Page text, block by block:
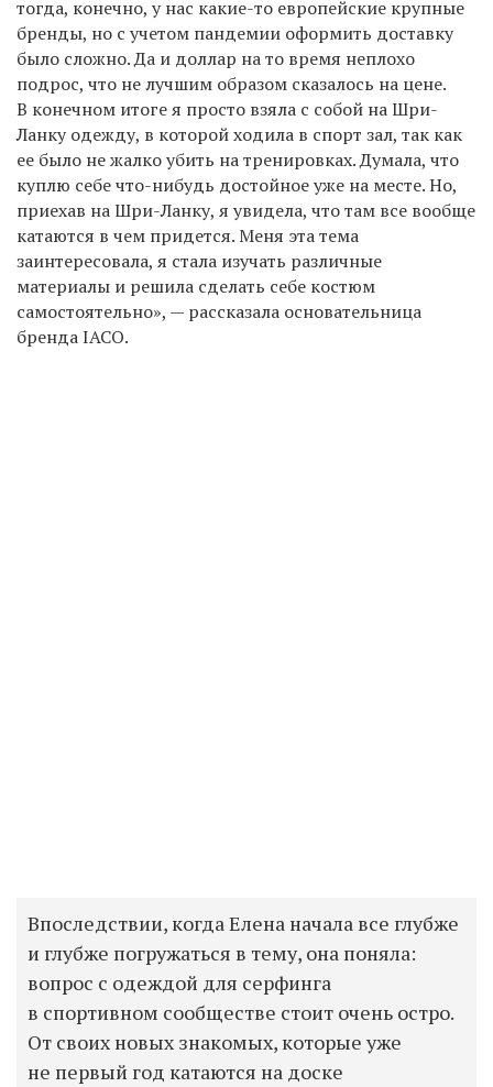
тогда, конечно, у нас какие-то европейские крупные
бренды, но с учетом пандемии оформить доставку
было сложно. Да и доллар на то время неплохо
подрос, что не лучшим образом сказалось на цене.
В конечном итоге я просто взяла с собой на Шри-
Ланку одежду, в которой ходила в спорт зал, так как
ее было не жалко убить на тренировках. Думала, что
куплю себе что-нибудь достойное уже на месте. Но,
приехав на Шри-Ланку, я увидела, что там все вообще
катаются в чем придется. Меня эта тема
заинтересовала, я стала изучать различные
материалы и решила сделать себе костюм
самостоятельно», — рассказала основательница
бренда IACO.
Впоследствии, когда Елена начала все глубже
и глубже погружаться в тему, она поняла:
вопрос с одеждой для серфинга
в спортивном сообществе стоит очень остро.
От своих новых знакомых, которые уже
не первый год катаются на доске